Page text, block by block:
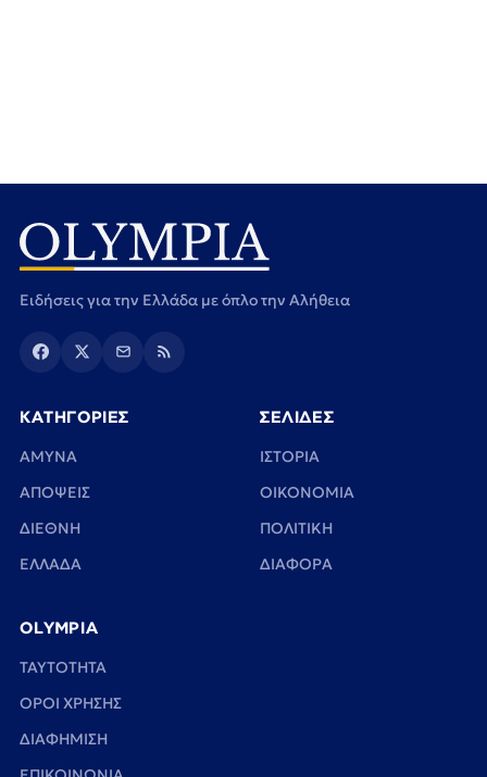
Ειδήσεις για την Ελλάδα με όπλο την Αλήθεια
ΚΑΤΗΓΟΡΙΕΣ
ΑΜΥΝΑ
ΑΠΟΨΕΙΣ
ΔΙΕΘΝΗ
ΕΛΛΑΔΑ
ΣΕΛΙΔΕΣ
ΙΣΤΟΡΙΑ
ΟΙΚΟΝΟΜΙΑ
ΠΟΛΙΤΙΚΗ
ΔΙΑΦΟΡΑ
OLYMPIA
TAYTOTHTA
ΟΡΟΙ ΧΡΗΣΗΣ
ΔΙΑΦΗΜΙΣΗ